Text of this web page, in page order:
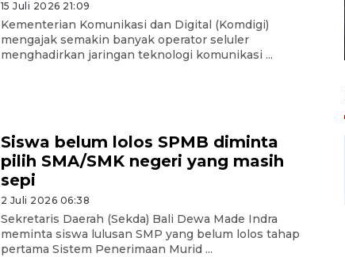
15 Juli 2026 21:09
Kementerian Komunikasi dan Digital (Komdigi)
mengajak semakin banyak operator seluler
menghadirkan jaringan teknologi komunikasi ...
Siswa belum lolos SPMB diminta
pilih SMA/SMK negeri yang masih
sepi
2 Juli 2026 06:38
Sekretaris Daerah (Sekda) Bali Dewa Made Indra
meminta siswa lulusan SMP yang belum lolos tahap
pertama Sistem Penerimaan Murid ...
Tabanan
27 Juli 2026 22:32